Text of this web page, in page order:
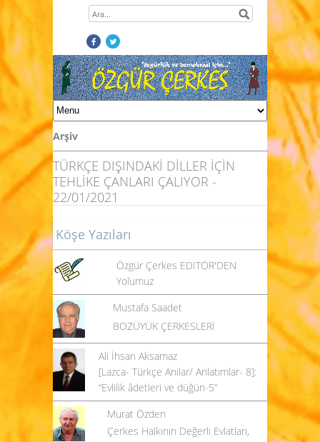
Arşiv
TÜRKÇE DIŞINDAKİ DİLLER İÇİN
TEHLİKE ÇANLARI ÇALIYOR -
22/01/2021
Köşe Yazıları
Özgür Çerkes EDİTÖR'DEN
Yolumuz
Mustafa Saadet
BOZÜYÜK ÇERKESLERİ
Ali İhsan Aksamaz
[Lazca- Türkçe Anılar/ Anlatımlar- 8]:
“Evlilik âdetleri ve düğün-5”
Murat Özden
Çerkes Halkının Değerli Evlatları,